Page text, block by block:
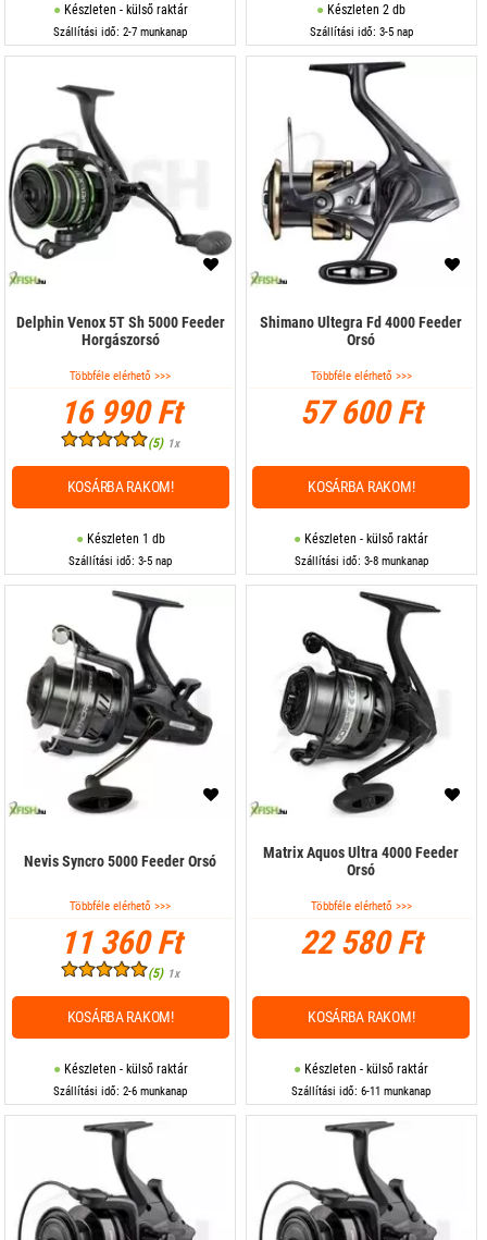
Készleten - külső raktár
Szállítási idő: 2-7 munkanap
Készleten 2 db
Szállítási idő: 3-5 nap
Delphin Venox 5T Sh 5000 Feeder
Horgászorsó
Többféle elérhető >>>
16 990 Ft
(5) 1x
Készleten 1 db
Szállítási idő: 3-5 nap
KOSÁRBA RAKOM!
Shimano Ultegra Fd 4000 Feeder
Orsó
Többféle elérhető >>>
57 600 Ft
Készleten - külső raktár
Szállítási idő: 3-8 munkanap
KOSÁRBA RAKOM!
Nevis Syncro 5000 Feeder Orsó
Többféle elérhető >>>
11 360 Ft
(5) 1x
Készleten - külső raktár
Szállítási idő: 2-6 munkanap
KOSÁRBA RAKOM!
Matrix Aquos Ultra 4000 Feeder
Orsó
Többféle elérhető >>>
22 580 Ft
Készleten - külső raktár
Szállítási idő: 6-11 munkanap
KOSÁRBA RAKOM!